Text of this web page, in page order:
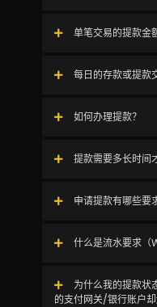
单笔交易的提款金
每日的存款或提款
如何办理提款？
提款需要多长时间
申请提款有哪些要
什么是流水要求
为什么我的提款状
的支付网关/银行账户却